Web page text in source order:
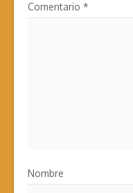
Comentario *
Nombre